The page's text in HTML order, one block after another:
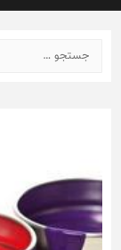
جستجو
برای: